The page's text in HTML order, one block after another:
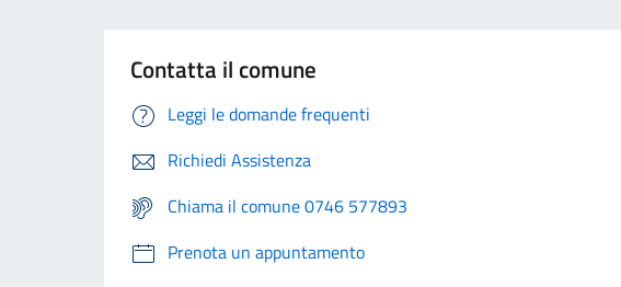
Contatta il comune
Leggi le domande frequenti
Richiedi Assistenza
Chiama il comune 0746 577893
Prenota un appuntamento